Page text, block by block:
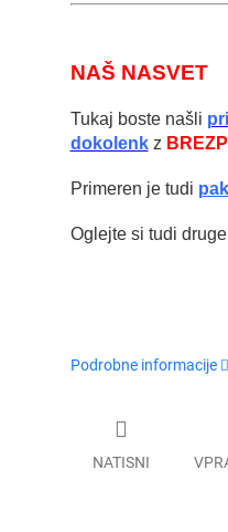
NAŠ NASVET
Tukaj boste našli
dokolenkz
Primeren je tudi
Oglejte si tudi druge
Podrobne informacije
NATISNI